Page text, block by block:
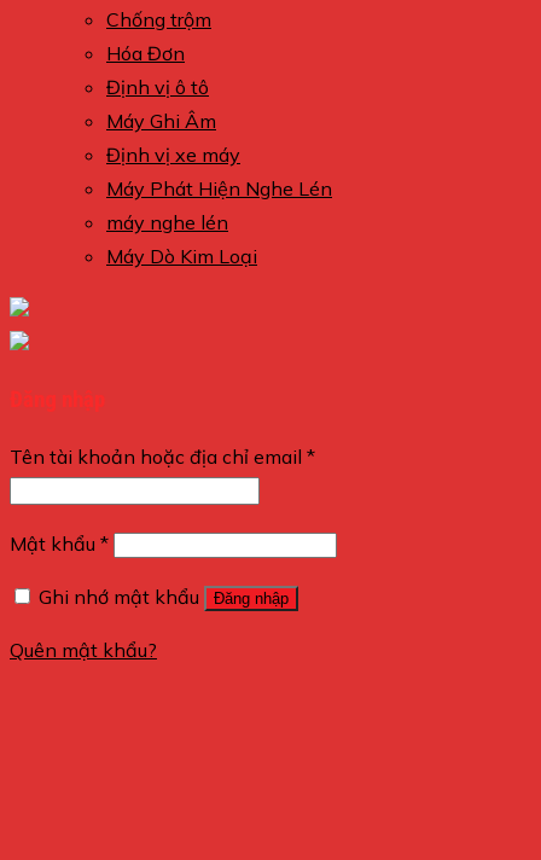
Chống trộm
Hóa Đơn
Định vị ô tô
Máy Ghi Âm
Định vị xe máy
Máy Phát Hiện Nghe Lén
máy nghe lén
Máy Dò Kim Loại
Đăng nhập
Tên tài khoản hoặc địa chỉ email *
Mật khẩu *
Ghi nhớ mật khẩu Đăng nhập
Quên mật khẩu?